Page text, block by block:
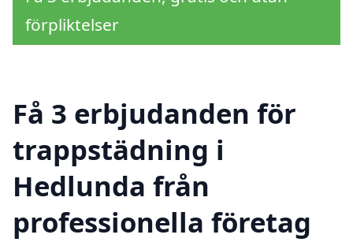
förpliktelser
Få 3 erbjudanden för
trappstädning i
Hedlunda från
professionella företag